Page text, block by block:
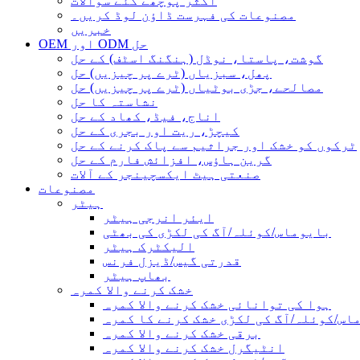
مصنوعات کی فہرست ڈاؤن لوڈ کریں۔
خبریں
OEM اور ODM حل
گوشت، پاستا، نوڈل (ہنگنگ اسٹف) کے حل
پھل، سبزیاں (ٹرے پر چیزیں) حل
مصالحے، جڑی بوٹیاں (ٹرے پر چیزیں) حل
نشاستہ کا حل
اناج، فیڈ، کھاد کے حل
کیچڑ، ریت اور بجری کے حل
ٹرکوں کو خشک اور جراثیم سے پاک کرنے کے حل
گرین ہاؤس، افزائش فارم کے حل
صنعتی ہیٹ ایکسچینجر کے آلات
مصنوعات
ہیٹر
ایئر انرجی ہیٹر
بایوماس/کوئلہ/آگ کی لکڑی کی بھٹی
الیکٹرک ہیٹر
قدرتی گیس/ڈیزل فرنس
بھاپ ہیٹر
خشک کرنے والا کمرہ
ہوا کی توانائی خشک کرنے والا کمرہ
کوئلہ/آگ کی لکڑی خشک کرنے کا کمرہ
برقی خشک کرنے والا کمرہ
انٹیگرل خشک کرنے والا کمرہ